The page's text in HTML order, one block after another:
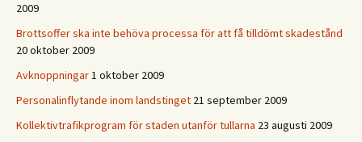
2009
Brottsoffer ska inte behöva processa för att få tilldömt skadestånd
20 oktober 2009
Avknoppningar1 oktober 2009
Personalinflytande inom landstinget 21 september 2009
Kollektivtrafikprogram för staden utanför tullarna 23 augusti 2009